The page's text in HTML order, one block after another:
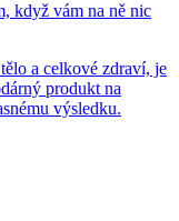
když vám na ně nic
a celkové zdraví, je
produkt na
výsledku.